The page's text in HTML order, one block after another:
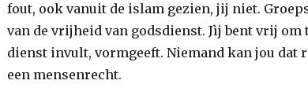
fout, ook vanuit de islam gezien, jij niet.
van de vrijheid van godsdienst. Jìj bent vrij om
dienst invult, vormgeeft. Niemand kan jou dat
een mensenrecht.